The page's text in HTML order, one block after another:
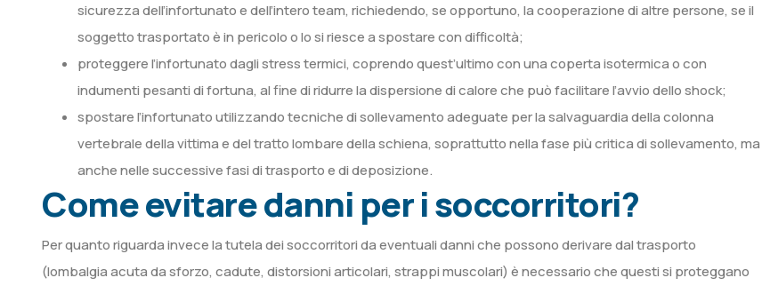
sicurezza dell’infortunato e dell’intero team, richiedendo, se opportuno, la cooperazione di altre persone, se il
soggetto trasportato è in pericolo o lo si riesce a spostare con difficoltà;
proteggere l’infortunato dagli stress termici, coprendo quest’ultimo con una coperta isotermica o con
indumenti pesanti di fortuna, al fine di ridurre la dispersione di calore che può facilitare l’avvio dello shock;
spostare l’infortunato utilizzando tecniche di sollevamento adeguate per la salvaguardia della colonna
vertebrale della vittima e del tratto lombare della schiena, soprattutto nella fase più critica di sollevamento, ma
anche nelle successive fasi di trasporto e di deposizione.
Come evitare danni per i soccorritori?
Per quanto riguarda invece la tutela dei soccorritori da eventuali danni che possono derivare dal trasporto
(lombalgia acuta da sforzo, cadute, distorsioni articolari, strappi muscolari) è necessario che questi si proteggano